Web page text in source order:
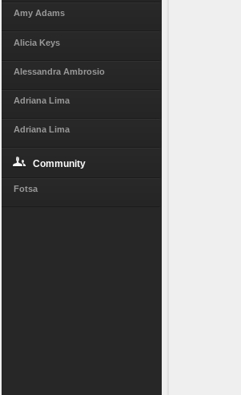
Amy Adams
Alicia Keys
Alessandra Ambrosio
Adriana Lima
Adriana Lima
Community
Fotsa